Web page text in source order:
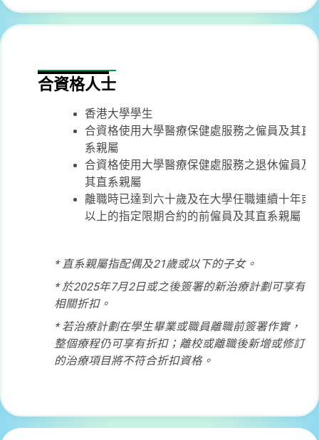
合資格人士
香港大學學生
合資格使用大學醫療保健處服務之僱員及其直
系親屬
合資格使用大學醫療保健處服務之退休僱員及
其直系親屬
離職時已達到六十歲及在大學任職連續十年或
以上的指定限期合約的前僱員及其直系親屬
* 直系親屬指配偶及21歲或以下的子女。
* 於2025年7月2日或之後簽署的新治療計劃可享有
相關折扣。
* 若治療計劃在學生畢業或職員離職前簽署作實，
整個療程仍可享有折扣；離校或離職後新增或修訂
的治療項目將不符合折扣資格。